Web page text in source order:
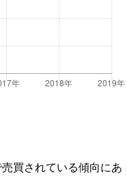
買されている傾向にあ